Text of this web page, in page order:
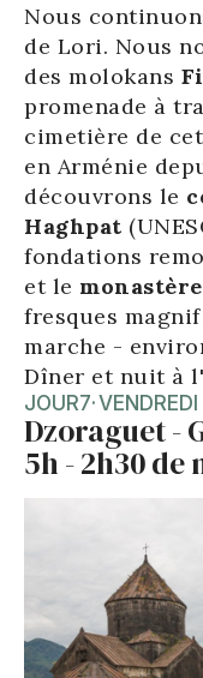
Nous
de Lori. Nous
des molokans
promenade à
cimetière de
en Arménie
découvrons le
Haghpat
fondations
et le
fresques
marche -
Dîner et nuit à
JOUR7·
Dzoraguet -
5h - 2h30 de